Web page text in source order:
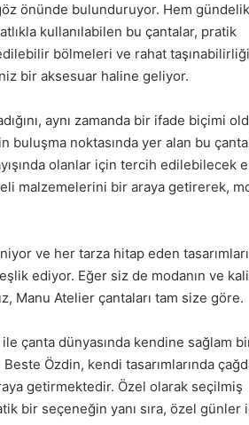
önünde bulunduruyor. Hem gündelik
kullanılabilen bu çantalar, pratik
bölmeleri ve rahat taşınabilirliği
bir aksesuar haline geliyor.
aynı zamanda bir ifade biçimi
buluşma noktasında yer alan bu
olanlar için tercih edilebilecek
malzemelerini bir araya getirerek,
ve her tarza hitap eden
ediyor. Eğer siz de modanın ve
Manu Atelier çantaları tam size göre.
çanta dünyasında kendine sağlam
Özdin, kendi tasarımlarında
getirmektedir. Özel olarak seçilmiş
bir seçeneğin yanı sıra, özel günler